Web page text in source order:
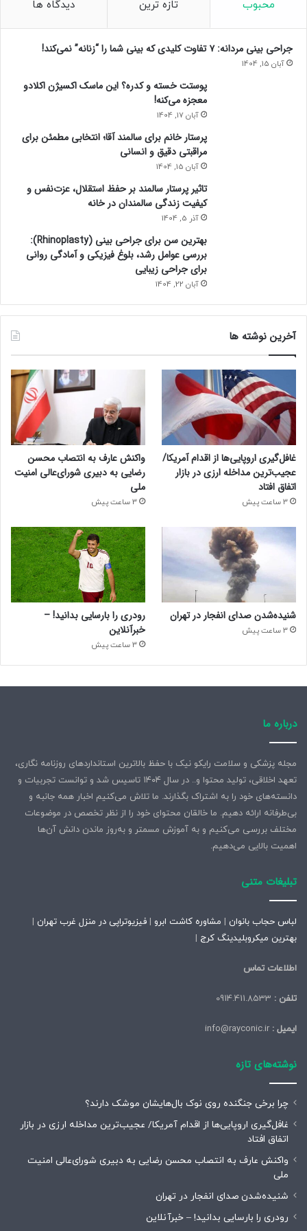
ل
ی
محبوب تازه ترین دیدگاه ها
جراحی بینی مردانه: ۷ تفاوت کلیدی که بینی شما را “زنانه” نمی‌کند!
آبان 15, 1404
پوستت خسته و کدره؟ این ماسک اکسیژن اکلادو
معجزه می‌کنه!
آبان 17, 1404
پرستار خانم برای سالمند آقا؛ انتخابی مطمئن برای
مراقبتی دقیق و انسانی
آبان 15, 1404
تاثیر پرستار سالمند بر حفظ استقلال، عزت‌نفس و
کیفیت زندگی سالمندان در خانه
آذر 5, 1404
بهترین سن برای جراحی بینی (Rhinoplasty):
بررسی عوامل رشد، بلوغ فیزیکی و آمادگی روانی
برای جراحی زیبایی
آبان 22, 1404
آخرین نوشته ها
غافل‌گیری اروپایی‌ها از اقدام آمریکا/
عجیب‌ترین مداخله ارزی در بازار
اتفاق افتاد
3 ساعت پیش
واکنش عارف به انتصاب محسن
رضایی به دبیری شورای‌عالی امنیت
ملی
3 ساعت پیش
شنیده‌شدن صدای انفجار در تهران
3 ساعت پیش
رودری را بارسایی بدانید! –
خبرآنلاین
3 ساعت پیش
درباره ما
مجله پزشکی و سلامت رایکو نیک با حفظ بالاترین استانداردهای روزنامه نگاری،
تعهد اخلاقی، تولید محتوا و.. در سال ۱۴۰۴ تاسیس شد و توانست تجربیات و
دانسته‌های خود را به اشتراک بگذارند. ما تلاش می‌کنیم اخبار همه جانبه و
بی‌طرفانه ارائه دهیم. ما خالقان محتوای خود را از نظر تخصص در موضوعات
مختلف بررسی می‌کنیم و به آموزش مسمتر و به‌روز ماندن دانش آن‌ها
اهمیت بالایی می‌دهیم.
تبلیغات متنی
لباس حجاب بانوان | مشاوره کاشت ابرو | فیزیوتراپی در منزل غرب تهران |
بهترین میکروبلیدینگ کرج |
اطلاعات تماس
تلفن :
ایمیل :
نوشته‌های تازه
چرا برخی جنگنده روی نوک بال‌هایشان موشک‌ دارند؟
غافل‌گیری اروپایی‌ها از اقدام آمریکا/ عجیب‌ترین مداخله ارزی در بازار
اتفاق افتاد
واکنش عارف به انتصاب محسن رضایی به دبیری شورای‌عالی امنیت
ملی
شنیده‌شدن صدای انفجار در تهران
رودری را بارسایی بدانید! – خبرآنلاین